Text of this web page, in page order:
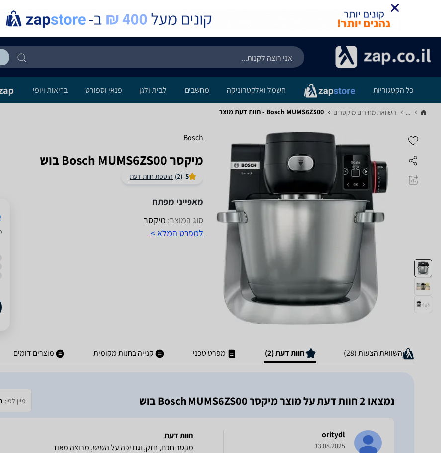
כל הקטגוריות חשמל ואלקטרוניקה מחשבים לבית ולגן פנאי וספורט בריאות ויופי
... השוואת מחירים מיקסרים‏ Bosch MUMS6ZS00 - חוות דעת מוצר
Bosch
‏מיקסר Bosch MUMS6ZS00 בוש
5
(2) הוספת חוות דעת
מאפייני מפתח
סוג המוצר: מיקסר
למפרט המלא >
השוואת הצעות (28) חוות דעת (2) מפרט טכני קנייה בחנות מקומית מוצרים דומים
נמצאו 2 חוות דעת על מוצר ‏מיקסר Bosch MUMS6ZS00 בוש מיין לפי:
oritydl
13.08.2025
חוות דעת
מקסר חכם, חזק, וגם יפה על השיש, מרוצה מאוד